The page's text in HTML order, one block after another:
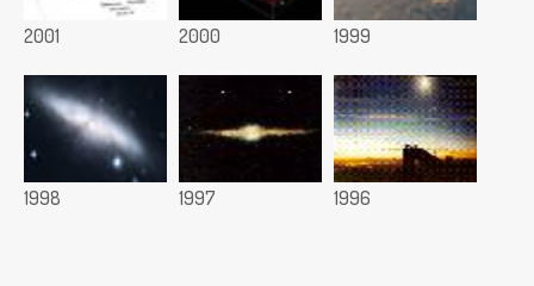
2001 2000 1999
1998 1997 1996